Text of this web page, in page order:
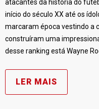
atacantes da história do
início do século XX até os
marcaram época vestindo a
construíram uma
desse ranking está Wayne
LER MAIS